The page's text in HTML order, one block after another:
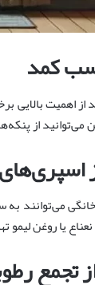
کمد
اهمیت بالایی
می‌توانید از
می‌توانند
یا روغن
تجمع